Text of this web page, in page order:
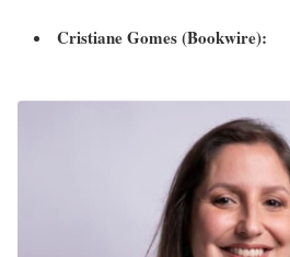
Cristiane Gomes (Bookwire):